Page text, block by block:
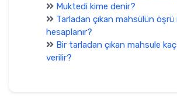
Muktedi kime denir?
Tarladan çıkan mahsülün öşrü
hesaplanır?
Bir tarladan çıkan mahsule
verilir?